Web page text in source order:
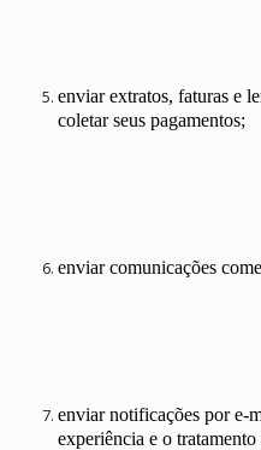
enviar extratos, faturas e
coletar seus pagamentos;
enviar comunicações
enviar notificações por e-
experiência e o tratamento